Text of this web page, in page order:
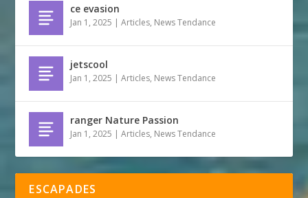
ce evasion
Jan 1, 2025 |Articles, News Tendance
jetscool
Jan 1, 2025 |Articles, News Tendance
ranger Nature Passion
Jan 1, 2025 |Articles, News Tendance
ESCAPADES